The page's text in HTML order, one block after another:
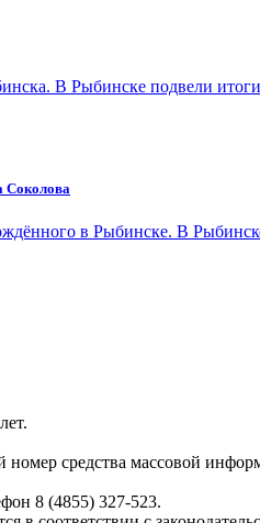
В Рыбинске подвели
Соколова
в Рыбинске. В
номер средства массовой
8 (4855) 327-523.